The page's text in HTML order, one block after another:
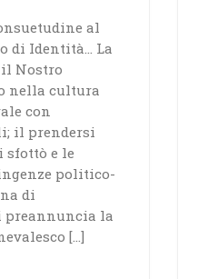
al
di Identità… La
Nostro
nella cultura
con
il prendersi
sfottò e le
politico-
di
preannuncia la
[…]